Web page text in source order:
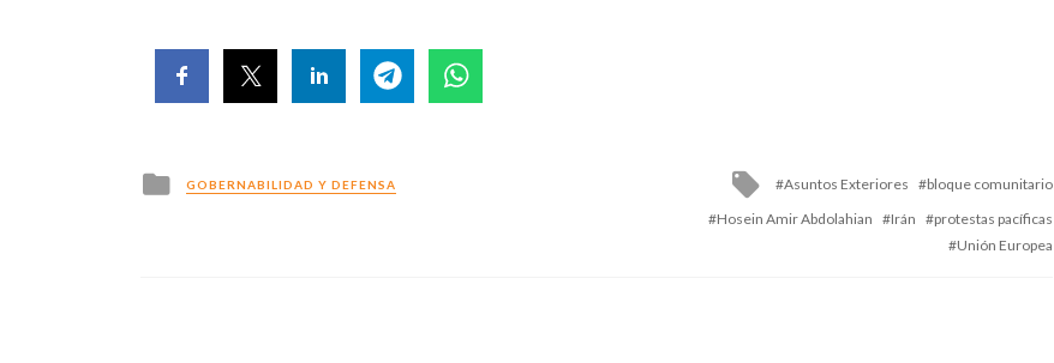
Posted
in
GOBERNABILIDAD Y DEFENSA
Tagged
with
Asuntos Exteriores
bloque comunitario
Hosein Amir Abdolahian
Irán
protestas pacíficas
Unión Europea